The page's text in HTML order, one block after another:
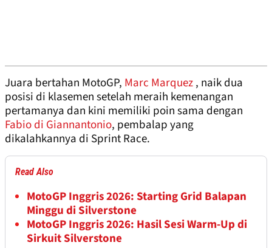
Juara bertahan MotoGP, Marc Marquez, naik dua
posisi di klasemen setelah meraih kemenangan
pertamanya dan kini memiliki poin sama dengan
Fabio di Giannantonio, pembalap yang
dikalahkannya di Sprint Race.
Read Also
MotoGP Inggris 2026: Starting Grid Balapan
Minggu di Silverstone
MotoGP Inggris 2026: Hasil Sesi Warm-Up di
Sirkuit Silverstone